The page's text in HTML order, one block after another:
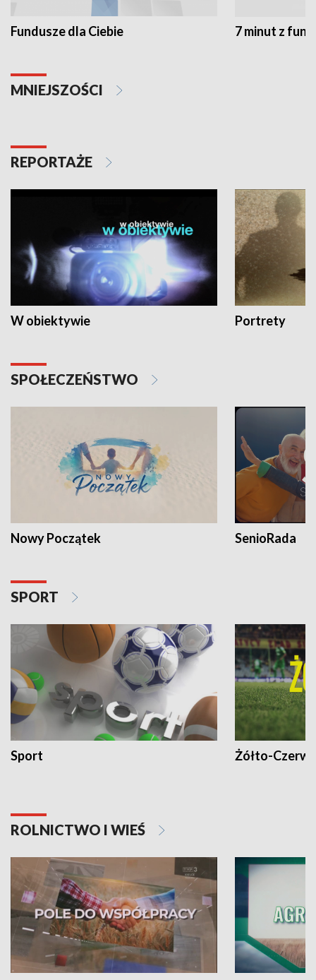
Fundusze dla Ciebie 7 minut z
MNIEJSZOŚCI
REPORTAŻE
W obiektywie Portrety
SPOŁECZEŃSTWO
Nowy Początek SenioRada
SPORT
Sport Żółto-
ROLNICTWO I WIEŚ